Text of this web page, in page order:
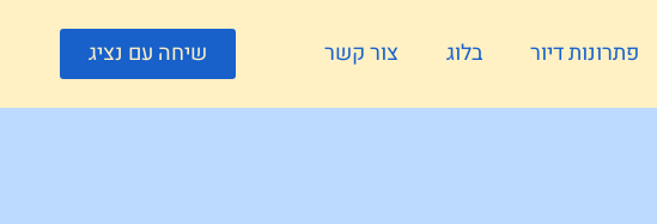
פתרונות דיור בלוג צור קשר שיחה עם נציג